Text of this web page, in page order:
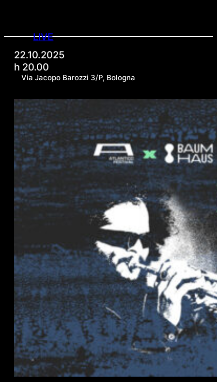
LIVE
22.10.2025
h 20.00
Via Jacopo Barozzi 3/P, Bologna